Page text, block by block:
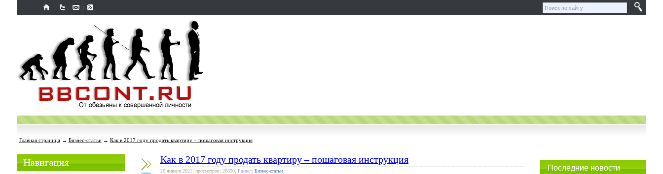
Главная страница→ Бизнес-статьи→ Как в 2017 году продать квартиру – пошаговая инструкция
Как в 2017 году продать квартиру – пошаговая инструкция
26 января 2021, просмотров: 26650, Раздел: Бизнес-статьи Последние новости